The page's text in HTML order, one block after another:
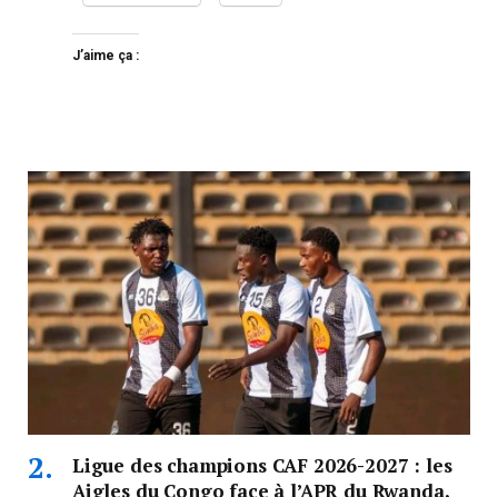
J’aime ça :
Ligue des champions CAF 2026-2027 : les
Aigles du Congo face à l’APR du Rwanda,